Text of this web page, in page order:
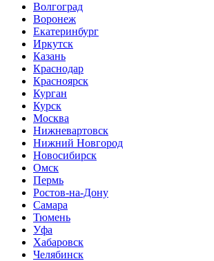
Волгоград
Воронеж
Екатеринбург
Иркутск
Казань
Краснодар
Красноярск
Курган
Курск
Москва
Нижневартовск
Нижний Новгород
Новосибирск
Омск
Пермь
Ростов-на-Дону
Самара
Тюмень
Уфа
Хабаровск
Челябинск